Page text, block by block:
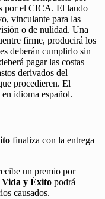
por el CICA. El laudo
vinculante para las
o de nulidad. Una
firme, producirá los
deberán cumplirlo sin
pagar las costas
derivados del
procedieren. El
idioma español.
finaliza con la entrega
un premio por
Vida y Éxito podrá
causados.